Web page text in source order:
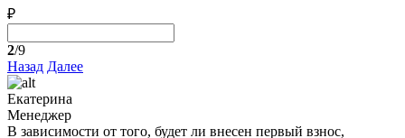
₽
2/9
Назад Далее
Екатерина
Менеджер
В зависимости от того, будет ли внесен первый взнос,